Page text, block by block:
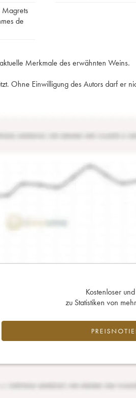
Magrets
de
Merkmale des erwähnten Weins.
Ohne Einwilligung des Autors darf er
Kostenloser
zu Statistiken von